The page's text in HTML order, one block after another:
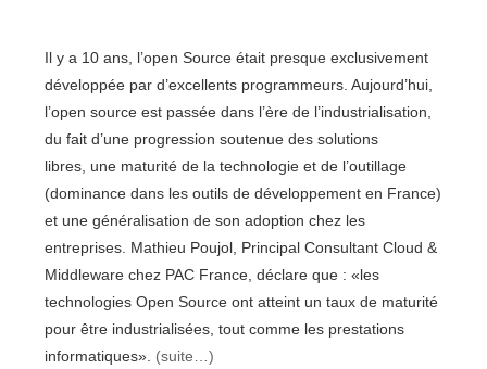
Il y a 10 ans, l’open Source était presque exclusivement
développée par d’excellents programmeurs. Aujourd’hui,
l’open source est passée dans l’ère de l’industrialisation,
du fait d’une progression soutenue des solutions
libres, une maturité de la technologie et de l’outillage
(dominance dans les outils de développement en France)
et une généralisation de son adoption chez les
entreprises. Mathieu Poujol, Principal Consultant Cloud &
Middleware chez PAC France, déclare que : «les
technologies Open Source ont atteint un taux de maturité
pour être industrialisées, tout comme les prestations
informatiques». (suite…)